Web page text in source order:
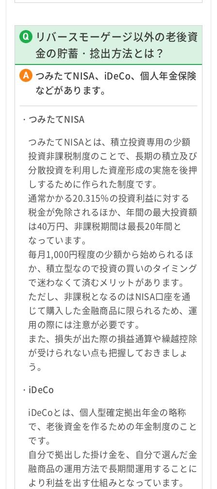
リバースモーゲージ以外の老後資
金の貯蓄・捻出方法とは？
つみたてNISA、iDeCo、個人年金保険
などがあります。
・つみたてNISA
つみたてNISAとは、積立投資専用の少額
投資非課税制度のことで、長期の積立及び
分散投資を利用した資産形成の実施を後押
しするために作られた制度です。
通常かかる20.315％の投資利益に対する
税金が免除されるほか、年間の最大投資額
は40万円、非課税期間は最長20年間と
なっています。
毎月1,000円程度の少額から始められるほ
か、積立型なので投資の買いのタイミング
で迷わなくて済むメリットがあります。
ただし、非課税となるのはNISA口座を通
じて購入した金融商品に限られるため、運
用の際には注意が必要です。
また、損失が出た際の損益通算や繰越控除
が受けられない点も把握しておきましょ
う。
・iDeCo
iDeCoとは、個人型確定拠出年金の略称
で、老後資金を作るための年金制度のこと
です。
自分で拠出した掛け金を、自分で選んだ金
融商品の運用方法で長期間運用することに
より利益を出す仕組みとなっています。